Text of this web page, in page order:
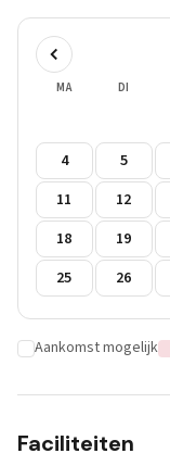
MA DI
4
5
11
12
18
19
25
26
Aankomst mogelijk
Faciliteiten